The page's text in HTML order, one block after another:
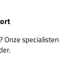
Onze specialisten